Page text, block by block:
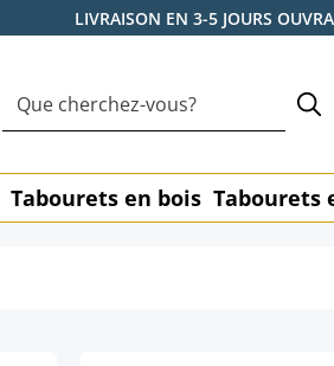
LIVRAISON EN 3-5 JOURS
Tabourets en bois Tabourets